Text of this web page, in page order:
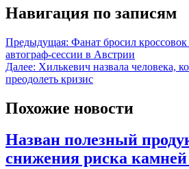
Навигация по записям
Предыдущая: Фанат бросил
автограф-сессии в Австрии
Далее: Хилькевич назвала человека,
преодолеть кризис
Похожие новости
Назван полезный
снижения риска